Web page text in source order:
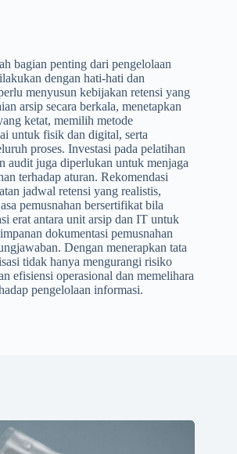
bagian penting dari pengelolaan
dengan hati-hati dan
menyusun kebijakan retensi yang
arsip secara berkala, menetapkan
ketat, memilih metode
untuk fisik dan digital, serta
proses. Investasi pada pelatihan
audit juga diperlukan untuk menjaga
terhadap aturan. Rekomendasi
jadwal retensi yang realistis,
pemusnahan bersertifikat bila
erat antara unit arsip dan IT untuk
dokumentasi pemusnahan
Dengan menerapkan tata
tidak hanya mengurangi risiko
efisiensi operasional dan memelihara
pengelolaan informasi.